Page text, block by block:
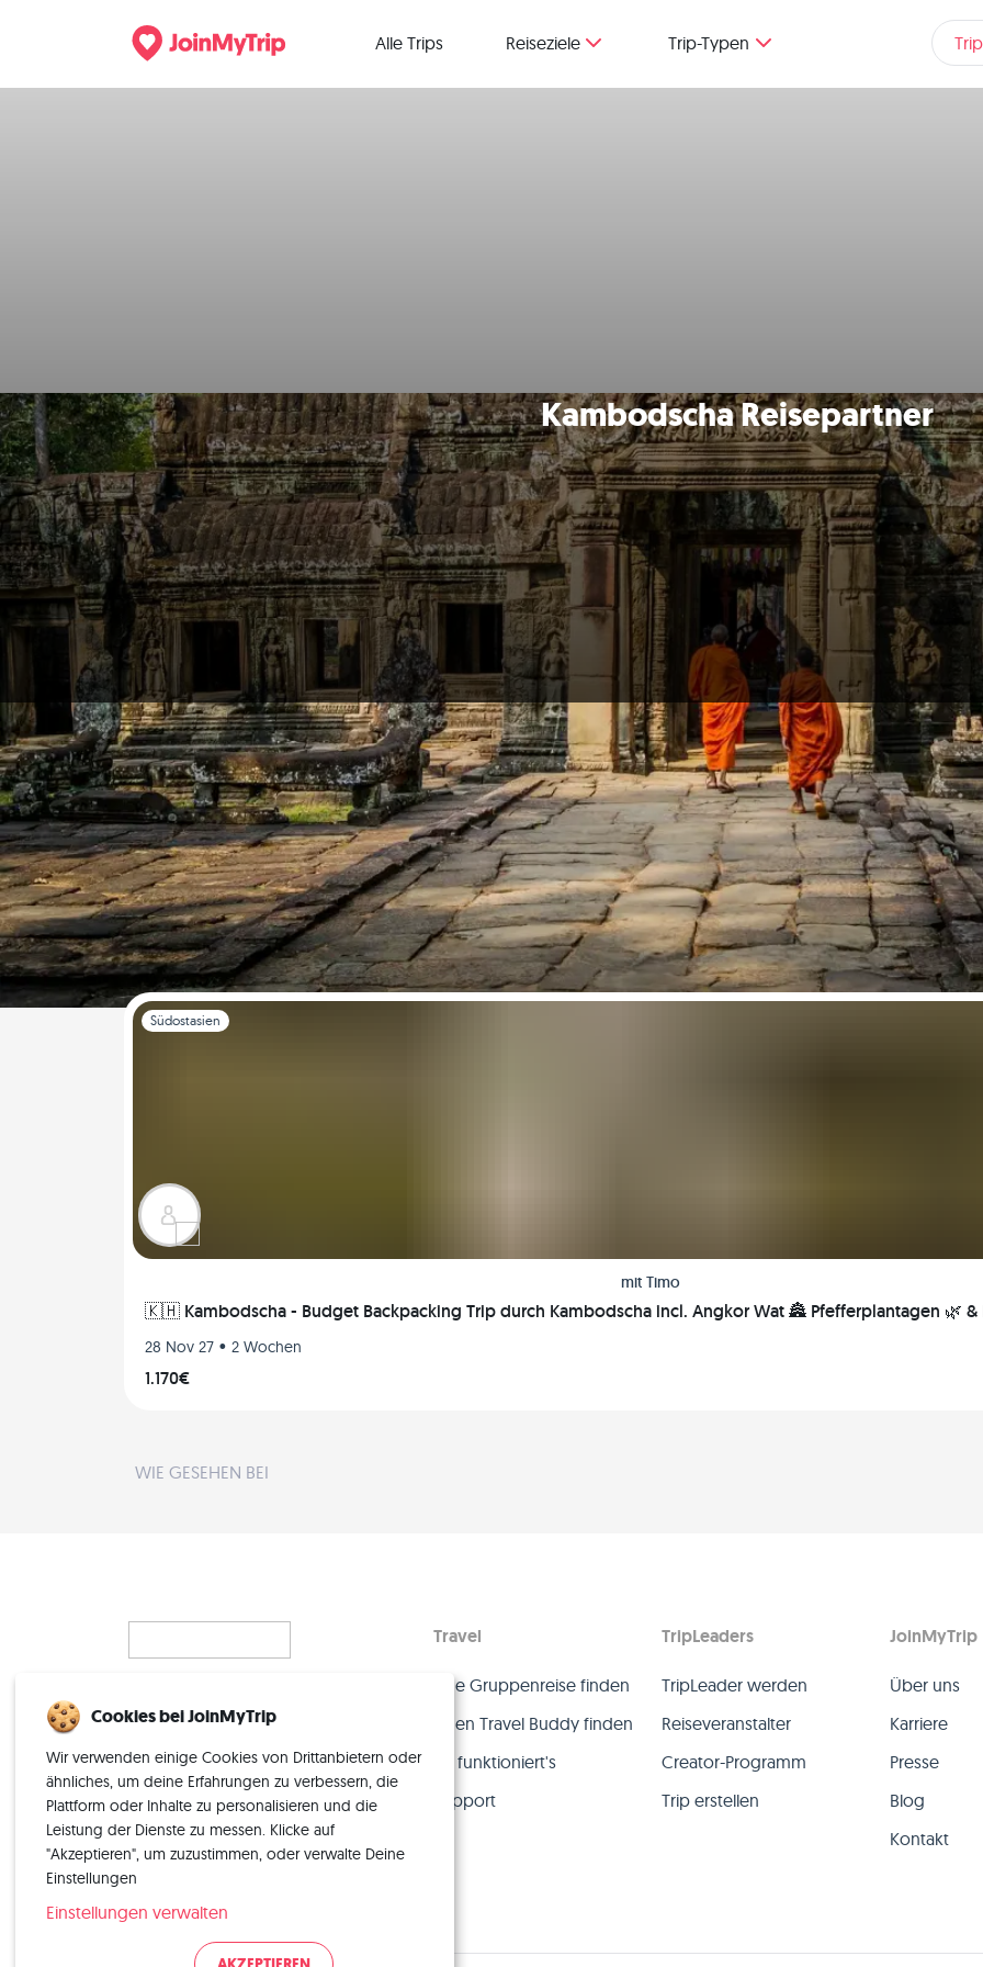
Alle Trips Reiseziele Trip-Typen
Kambodscha Reisepartner
Startseite›Alle Trips›Kambodscha Reisepartner
Hier findest du die perfekten Reisepartner für Kambodscha, welches von vielen Reisenden oft unterschätzt wird.
berühmte Tempelanlage Angkor Wat. Das Nachbarland von Thailand hat so viel mehr zu bieten! Neben tollen Stränden
kulturelle Highlights zu bestaunen. Und das beste: In Kambodscha könnt ihr noch das authentische Leben der
Geheimtipp für reiselustige Backpacker. Dann mal los!
Empfohlene Trips
Folie 1 von 1
Südostasien
mit Timo
🇰🇭 Kambodscha - Budget Backpacking Trip durch Kambodscha incl. Angkor Wat 🏯 Pfefferplantagen 🌿
28 Nov 27 • 2 Wochen
1.170€
WIE GESEHEN BEI
– mit der perfekten Crew.
Travel
Eine Gruppenreise finden
Einen Travel Buddy finden
So funktioniert's
Support
TripLeaders
TripLeader werden
Reiseveranstalter
Creator-Programm
Trip erstellen
JoinMyTrip
Über uns
Karriere
Presse
Blog
Kontakt
Cookies bei JoinMyTrip
Wir verwenden einige Cookies von Drittanbietern oder
ähnliches, um deine Erfahrungen zu verbessern, die
Plattform oder Inhalte zu personalisieren und die
Leistung der Dienste zu messen. Klicke auf
"Akzeptieren", um zuzustimmen, oder verwalte Deine
Einstellungen
Einstellungen verwalten